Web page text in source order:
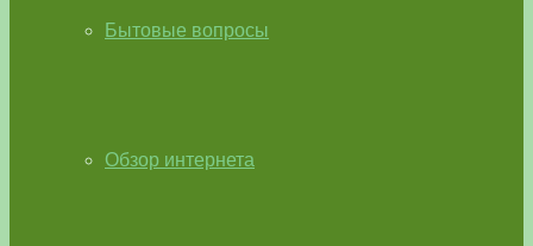
Бытовые вопросы
Обзор интернета